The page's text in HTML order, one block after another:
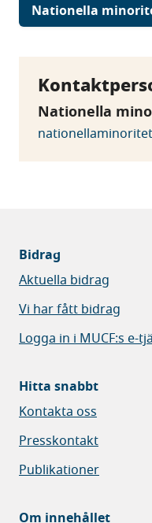
Nationella
Nationella
Bidrag
Aktuella bidrag
Vi har fått bidrag
Logga in i MUCF:s e-
Hitta snabbt
Kontakta oss
Presskontakt
Publikationer
Om innehållet